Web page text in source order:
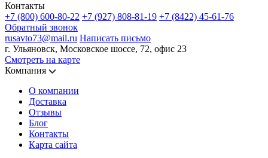
Контакты
+7 (800) 600-80-22 +7 (927) 808-81-19 +7 (8422) 45-61-76
Обратный звонок
rusavto73@mail.ru Написать письмо
г. Ульяновск, Московское шоссе, 72, офис 23
Смотреть на карте
Компания
О компании
Доставка
Отзывы
Блог
Контакты
Карта сайта